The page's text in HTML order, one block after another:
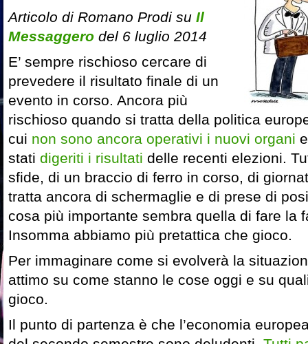
Articolo di Romano Prodi su Il
Messaggero del 6 luglio 2014
E’ sempre rischioso cercare di
prevedere il risultato finale di un
evento in corso. Ancora più
rischioso quando si tratta della politica
cui non sono ancora operativi i nuovi organi
stati digeriti i risultati delle recenti elezioni.
sfide, di un braccio di ferro in corso, di
tratta ancora di schermaglie e di prese di
cosa più importante sembra quella di fare la
Insomma abbiamo più pretattica che gioco.
Per immaginare come si evolverà la
attimo su come stanno le cose oggi e su
gioco.
Il punto di partenza è che l’economia